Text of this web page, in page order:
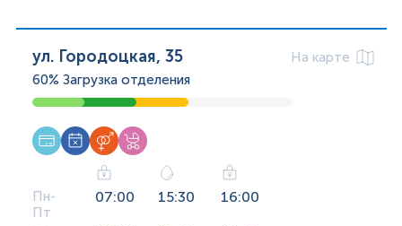
ул. Городоцкая, 35
На карте
60% Загрузка отделения
Пн-
Пт
07:00 15:30 16:00